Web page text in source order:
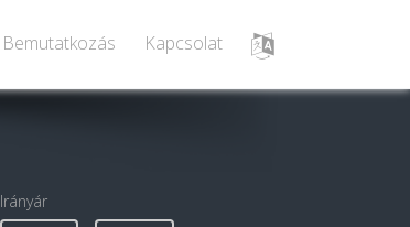
Bemutatkozás Kapcsolat
Irányár